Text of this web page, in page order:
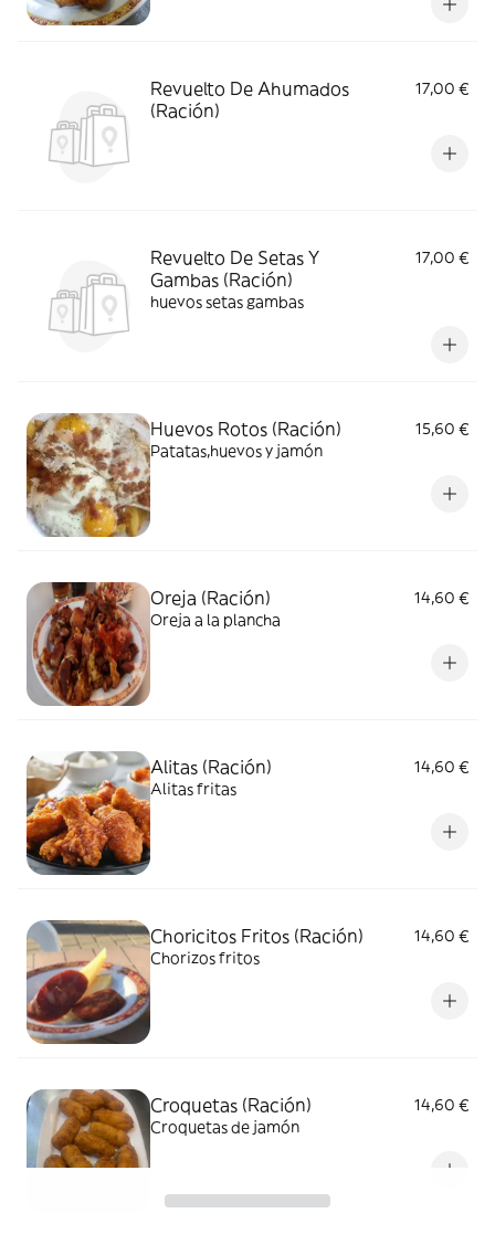
Revuelto De Ahumados
(Ración)
17,00 €
Revuelto De Setas Y
Gambas (Ración)
17,00 €
huevos setas gambas
Huevos Rotos (Ración)
15,60 €
Patatas,huevos y jamón
Oreja (Ración)
14,60 €
Oreja a la plancha
Alitas (Ración)
14,60 €
Alitas fritas
Choricitos Fritos (Ración)
14,60 €
Chorizos fritos
Croquetas (Ración)
14,60 €
Croquetas de jamón